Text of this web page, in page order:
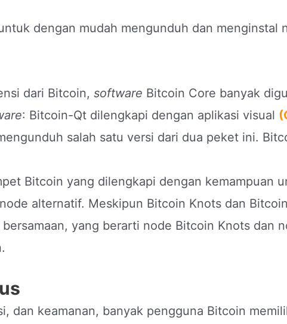
dengan mudah mengunduh dan menginstal
dari Bitcoin, software Bitcoin Core banyak
: Bitcoin-Qt dilengkapi dengan aplikasi visual
salah satu versi dari dua peket ini.
Bitcoin yang dilengkapi dengan kemampuan
alternatif. Meskipun Bitcoin Knots dan
yang berarti node Bitcoin Knots dan
dan keamanan, banyak pengguna Bitcoin